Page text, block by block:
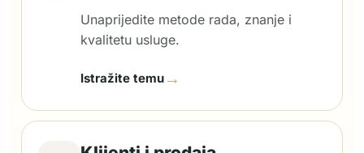
Unaprijedite metode rada, znanje i
kvalitetu usluge.
Istražite temu →